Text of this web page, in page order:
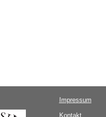
Impressum
Kontakt